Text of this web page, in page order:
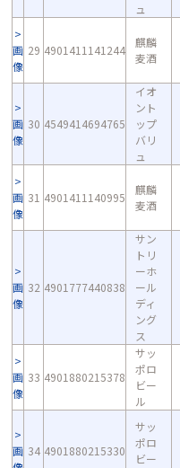
ュ
画
像
29 4901411141244
麒麟
麦酒
画
像
30 4549414694765
イオ
ント
ップ
バリ
ュ
画
像
31 4901411140995
麒麟
麦酒
画
像
32 4901777440838
サン
トリ
ーホ
ール
ディ
ング
ス
画
像
33 4901880215378
サッ
ポロ
ビー
ル
画 34 4901880215330
サッ
ポロ
ビー